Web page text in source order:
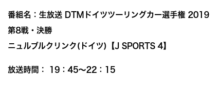
Link
番組名：生放送 DTMドイツツーリングカー選手権 2019
第8戦・決勝
ニュルブルクリンク(ドイツ)【J SPORTS 4】
放送時間： 19：45～22：15